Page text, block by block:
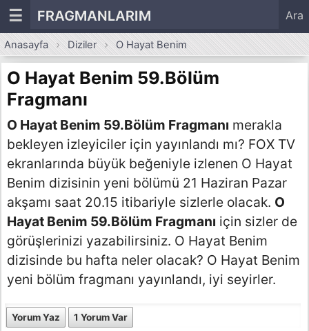
☰ FRAGMANLARIM Ara
Anasayfa Diziler O Hayat Benim
O Hayat Benim 59.Bölüm
Fragmanı
O Hayat Benim 59.Bölüm Fragmanı merakla
bekleyen izleyiciler için yayınlandı mı? FOX TV
ekranlarında büyük beğeniyle izlenen O Hayat
Benim dizisinin yeni bölümü 21 Haziran Pazar
akşamı saat 20.15 itibariyle sizlerle olacak. O
Hayat Benim 59.Bölüm Fragmanı için sizler de
görüşlerinizi yazabilirsiniz. O Hayat Benim
dizisinde bu hafta neler olacak? O Hayat Benim
yeni bölüm fragmanı yayınlandı, iyi seyirler.
Yorum Yaz 1 Yorum Var